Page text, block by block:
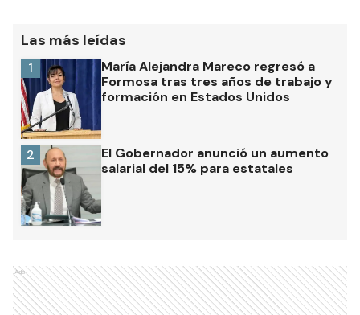
Las más leídas
María Alejandra Mareco regresó a
Formosa tras tres años de trabajo y
formación en Estados Unidos
1
El Gobernador anunció un aumento
salarial del 15% para estatales
2
Ads